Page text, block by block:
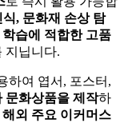
, 문화재 손상 탐
습에 적합한 고품
지닙니다.
하여 엽서, 포스터,
문화상품을 제작하
해외 주요 이커머스